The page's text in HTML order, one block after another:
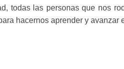
todas las personas que nos
hacernos aprender y avanzar